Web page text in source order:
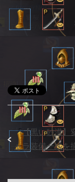
「【黒い砂漠】
ャラ装備一式を